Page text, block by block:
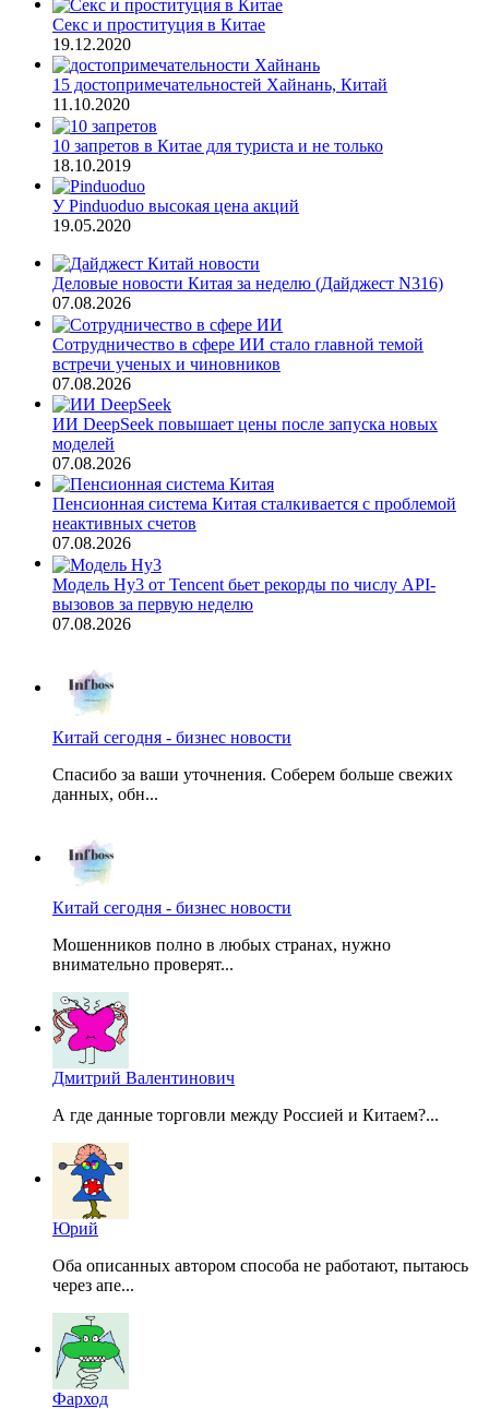
Секс и проституция в Китае
19.12.2020
15 достопримечательностей Хайнань, Китай
11.10.2020
10 запретов в Китае для туриста и не только
18.10.2019
У Pinduoduo высокая цена акций
19.05.2020
Деловые новости Китая за неделю (Дайджест N316)
07.08.2026
Сотрудничество в сфере ИИ стало главной темой
встречи ученых и чиновников
07.08.2026
ИИ DeepSeek повышает цены после запуска новых
моделей
07.08.2026
Пенсионная система Китая сталкивается с проблемой
неактивных счетов
07.08.2026
Модель Hy3 от Tencent бьет рекорды по числу API-
вызовов за первую неделю
07.08.2026
Китай сегодня - бизнес новости
Спасибо за ваши уточнения. Соберем больше свежих
данных, обн...
Китай сегодня - бизнес новости
Мошенников полно в любых странах, нужно
внимательно проверят...
Дмитрий Валентинович
А где данные торговли между Россией и Китаем?...
Юрий
Оба описанных автором способа не работают, пытаюсь
через апе...
Фарход